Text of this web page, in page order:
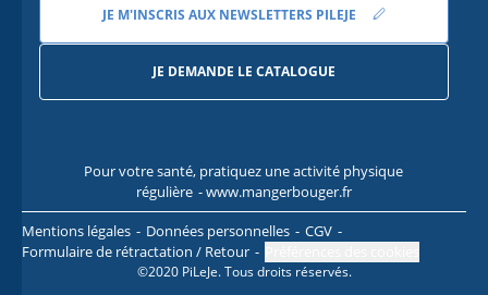
JE M'INSCRIS AUX NEWSLETTERS PILEJE
JE DEMANDE LE CATALOGUE
Pour votre santé, pratiquez une activité physique
régulière - www.mangerbouger.fr
Mentions légales
Données personnelles
CGV
Formulaire de rétractation / Retour
©2020 PiLeJe. Tous droits réservés.